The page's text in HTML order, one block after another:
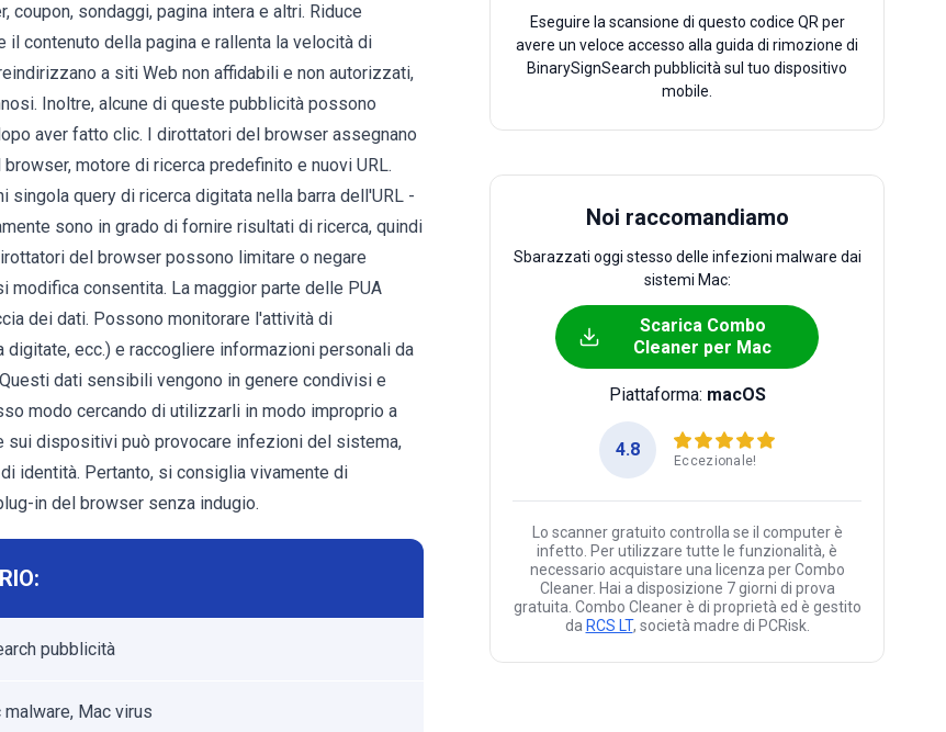
sondaggi, pagina intera e altri. Riduce
contenuto della pagina e rallenta la velocità di
a siti Web non affidabili e non autorizzati,
Inoltre, alcune di queste pubblicità possono
aver fatto clic. I dirottatori del browser assegnano
motore di ricerca predefinito e nuovi URL.
query di ricerca digitata nella barra dell'URL -
sono in grado di fornire risultati di ricerca, quindi
del browser possono limitare o negare
consentita. La maggior parte delle PUA
dei dati. Possono monitorare l'attività di
ecc.) e raccogliere informazioni personali da
dati sensibili vengono in genere condivisi e
modo cercando di utilizzarli in modo improprio a
sui dispositivi può provocare infezioni del sistema,
identità. Pertanto, si consiglia vivamente di
in del browser senza indugio.
pubblicità
malware, Mac virus
Eseguire la scansione di questo codice QR per
avere un veloce accesso alla guida di rimozione di
BinarySignSearch pubblicità sul tuo dispositivo
mobile.
Noi raccomandiamo
Sbarazzati oggi stesso delle infezioni malware dai
sistemi Mac:
Scarica Combo
Cleaner per Mac
Piattaforma: macOS
4.8
Eccezionale!
Lo scanner gratuito controlla se il computer è
infetto. Per utilizzare tutte le funzionalità, è
necessario acquistare una licenza per Combo
Cleaner. Hai a disposizione 7 giorni di prova
gratuita. Combo Cleaner è di proprietà ed è gestito
da RCS LT, società madre di PCRisk.